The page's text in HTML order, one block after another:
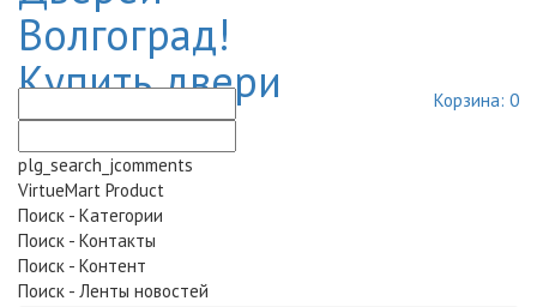
plg_search_jcomments
VirtueMart Product
Поиск - Категории
Поиск - Контакты
Поиск - Контент
Поиск - Ленты новостей
Корзина: 0